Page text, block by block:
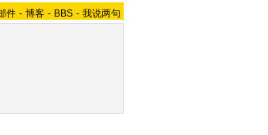
件 - 博客 - BBS - 我说两句